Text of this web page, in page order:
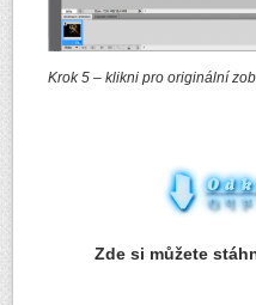
Krok 5 – klikni pro originální
Zde si můžete